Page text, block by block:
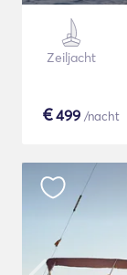
Zeiljacht
€499 /nacht